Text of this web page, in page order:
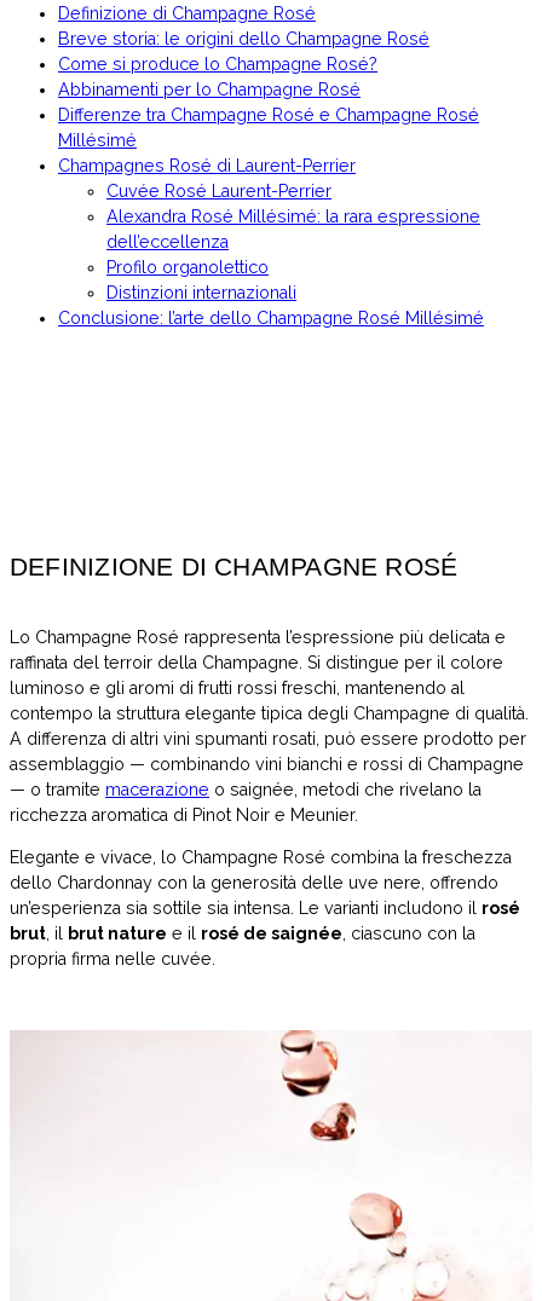
Definizione di Champagne Rosé
Breve storia: le origini dello Champagne Rosé
Come si produce lo Champagne Rosé?
Abbinamenti per lo Champagne Rosé
Differenze tra Champagne Rosé e Champagne Rosé
Millésimé
Champagnes Rosé di Laurent-Perrier
Cuvée Rosé Laurent-Perrier
Alexandra Rosé Millésimé: la rara espressione
dell’eccellenza
Profilo organolettico
Distinzioni internazionali
Conclusione: l’arte dello Champagne Rosé Millésimé
DEFINIZIONE DI CHAMPAGNE ROSÉ
Lo Champagne Rosé rappresenta l’espressione più delicata e
raffinata del terroir della Champagne. Si distingue per il colore
luminoso e gli aromi di frutti rossi freschi, mantenendo al
contempo la struttura elegante tipica degli Champagne di qualità.
A differenza di altri vini spumanti rosati, può essere prodotto per
assemblaggio — combinando vini bianchi e rossi di Champagne
— o tramite macerazione o saignée, metodi che rivelano la
ricchezza aromatica di Pinot Noir e Meunier.
Elegante e vivace, lo Champagne Rosé combina la freschezza
dello Chardonnay con la generosità delle uve nere, offrendo
un’esperienza sia sottile sia intensa. Le varianti includono il rosé
brut , il brut nature e il rosé de saignée , ciascuno con la
propria firma nelle cuvée.